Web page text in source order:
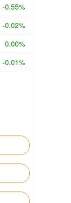
-0.55%
-0.02%
0.00%
-0.01%